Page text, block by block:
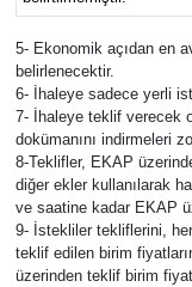
5- Ekonomik açıdan en
belirlenecektir.
6- İhaleye sadece yerli
7- İhaleye teklif verecek
dokümanını indirmeleri
8-Teklifler, EKAP
diğer ekler kullanılarak
ve saatine kadar EKAP
9- İstekliler tekliflerini,
teklif edilen birim
üzerinden teklif birim